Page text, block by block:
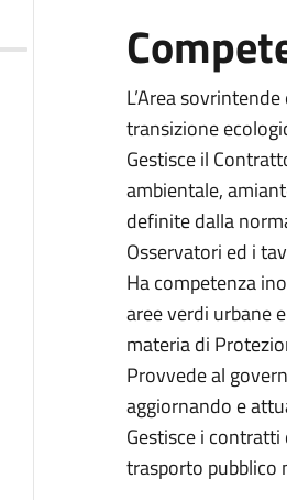
L’Area
transizione
Gestisce il
ambientale,
definite dalla
Osservatori ed i
Ha competenza
aree verdi urbane
materia di
Provvede al
aggiornando e
Gestisce i
trasporto pubblico